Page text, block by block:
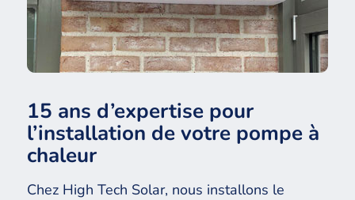
15 ans d’expertise pour
l’installation de votre pompe à
chaleur
Chez High Tech Solar, nous installons le